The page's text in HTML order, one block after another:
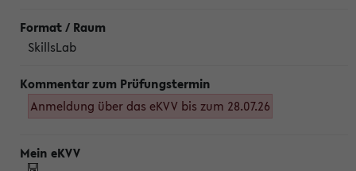
SkillsLab
Anmeldung über das eKVV bis zum 28.07.26